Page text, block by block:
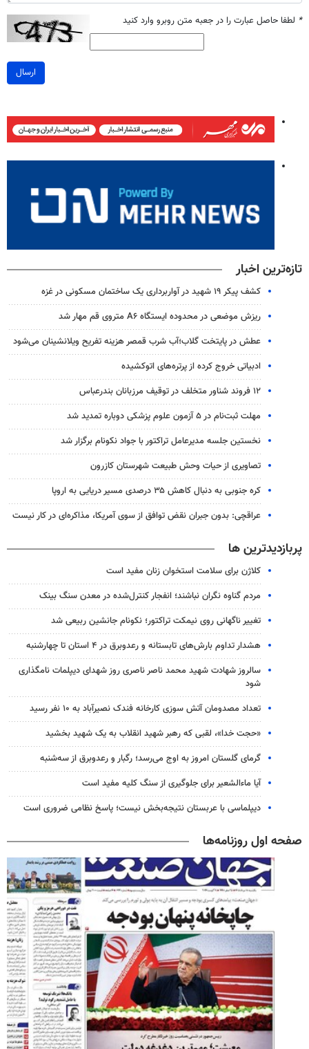
* لطفا حاصل عبارت را در جعبه متن روبرو وارد کنید
ارسال
تازه‌ترین اخبار
کشف پیکر ۱۹ شهید در آواربرداری یک ساختمان مسکونی در غزه
ریزش موضعی در محدوده ایستگاه A۶ متروی قم مهار شد
عطش در پایتخت گلاب؛آب شرب قمصر هزینه تفریح ویلانشینان می‌شود
ادبیاتی خروج کرده از پرتره‌های اتوکشیده
۱۲ فروند شناور متخلف در توقیف مرزبانان بندرعباس
مهلت ثبت‌نام در ۵ آزمون علوم پزشکی دوباره تمدید شد
نخستین جلسه مدیرعامل تراکتور با جواد نکونام برگزار شد
تصاویری از حیات وحش طبیعت شهرستان کازرون
کره جنوبی به دنبال کاهش ۳۵ درصدی مسیر دریایی به اروپا
عراقچی: بدون جبران نقض توافق از سوی آمریکا، مذاکره‌ای در کار نیست
پربازدیدترین ها
کلاژن برای سلامت استخوان زنان مفید است
مردم گناوه نگران نباشند؛ انفجار کنترل‌شده در معدن سنگ بینک
تغییر ناگهانی روی نیمکت تراکتور؛ نکونام جانشین ربیعی شد
هشدار تداوم بارش‌های تابستانه و رعدوبرق در ۴ استان تا چهارشنبه
سالروز شهادت شهید محمد ناصر ناصری روز شهدای دیپلمات نامگذاری
شود
تعداد مصدومان آتش سوزی کارخانه فندک نصیرآباد به ۱۰ نفر رسید
«حجت خدا»، لقبی که رهبر شهید انقلاب به یک شهید بخشید
گرمای گلستان امروز به اوج می‌رسد؛ رگبار و رعدوبرق از سه‌شنبه
آیا ماءالشعیر برای جلوگیری از سنگ کلیه مفید است
دیپلماسی با عربستان نتیجه‌بخش نیست؛ پاسخ نظامی ضروری است
صفحه اول روزنامه‌ها